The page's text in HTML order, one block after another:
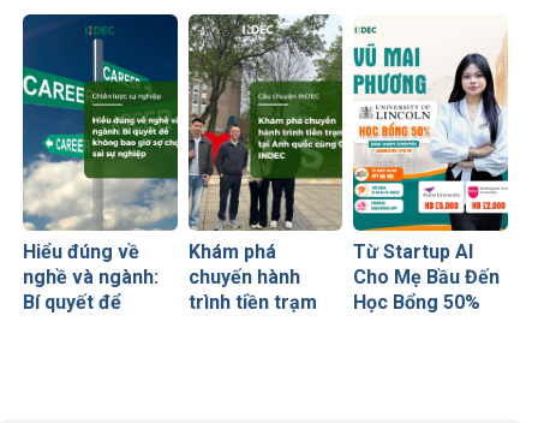
của những cha
thiếu năng lực”
“Bước Đệm
Vàng” Cất Cánh
Hiểu đúng về
nghề và ngành:
Bí quyết để
Khám phá
chuyến hành
trình tiền trạm
Từ Startup AI
Cho Mẹ Bầu Đến
Học Bổng 50%